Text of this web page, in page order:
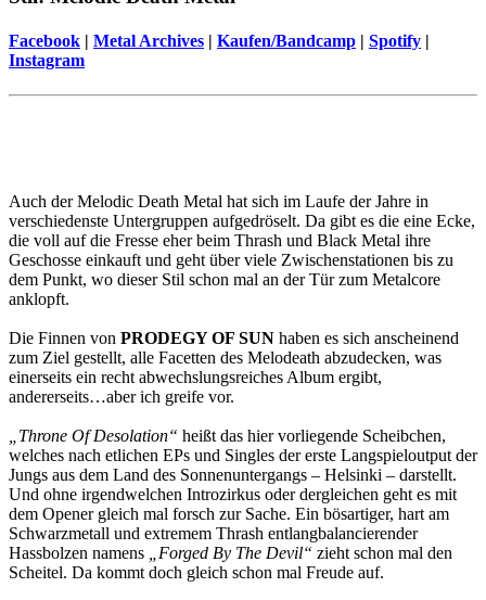
Facebook | Metal Archives | Kaufen/Bandcamp | Spotify |
Instagram
Auch der Melodic Death Metal hat sich im Laufe der Jahre in
verschiedenste Untergruppen aufgedröselt. Da gibt es die eine Ecke,
die voll auf die Fresse eher beim Thrash und Black Metal ihre
Geschosse einkauft und geht über viele Zwischenstationen bis zu
dem Punkt, wo dieser Stil schon mal an der Tür zum Metalcore
anklopft.
Die Finnen von PRODEGY OF SUN haben es sich anscheinend
zum Ziel gestellt, alle Facetten des Melodeath abzudecken, was
einerseits ein recht abwechslungsreiches Album ergibt,
andererseits…aber ich greife vor.
„Throne Of Desolation“ heißt das hier vorliegende Scheibchen,
welches nach etlichen EPs und Singles der erste Langspieloutput der
Jungs aus dem Land des Sonnenuntergangs – Helsinki – darstellt.
Und ohne irgendwelchen Introzirkus oder dergleichen geht es mit
dem Opener gleich mal forsch zur Sache. Ein bösartiger, hart am
Schwarzmetall und extremem Thrash entlangbalancierender
Hassbolzen namens
„Forged By The Devil“ zieht schon mal den
Scheitel. Da kommt doch gleich schon mal Freude auf.